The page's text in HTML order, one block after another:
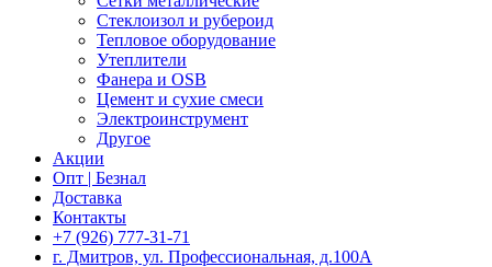
Стеклоизол и рубероид
Тепловое оборудование
Утеплители
Фанера и OSB
Цемент и сухие смеси
Электроинструмент
Другое
Акции
Опт | Безнал
Доставка
Контакты
+7 (926) 777-31-71
г. Дмитров, ул. Профессиональная, д.100А